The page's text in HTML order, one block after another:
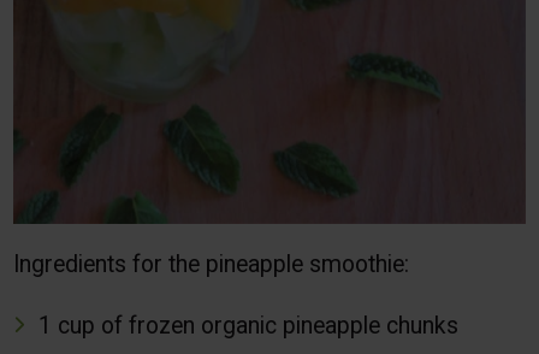
Ingredients for the pineapple smoothie:
1 cup of frozen organic pineapple chunks